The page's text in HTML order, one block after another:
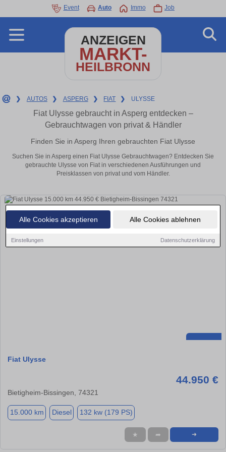
Alle Cookies akzeptieren Alle Cookies ablehnen
Einstellungen Datenschutzerklärung
Event Auto Immo Job
ANZEIGEN
MARKT-
HEILBRONN
❯ AUTOS ❯ ASPERG ❯ FIAT ❯ ULYSSE
Fiat Ulysse gebraucht in Asperg entdecken –
Gebrauchtwagen von privat & Händler
Finden Sie in Asperg Ihren gebrauchten Fiat Ulysse
Suchen Sie in Asperg einen Fiat Ulysse Gebrauchtwagen? Entdecken Sie
gebrauchte Ulysse von Fiat in verschiedenen Ausführungen und
Preisklassen von privat und vom Händler.
Fiat Ulysse
44.950 €
Bietigheim-Bissingen, 74321
15.000 km Diesel 132 kw (179 PS)
★ ➦ ➜